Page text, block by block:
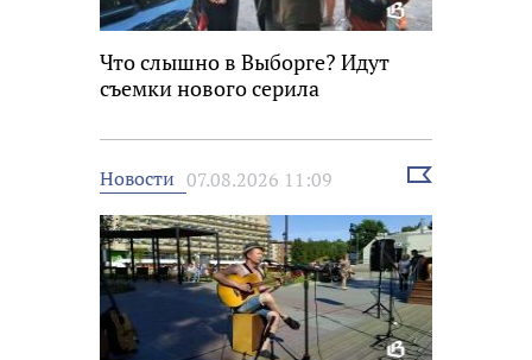
Что слышно в Выборге? Идут
съемки нового серила
Новости 07.08.2026 11:09
Выбрать